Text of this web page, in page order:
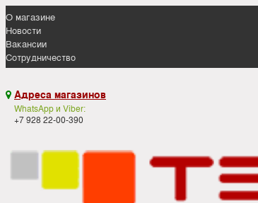
О магазине
Новости
Вакансии
Сотрудничество
 Адреса магазинов
WhatsApp и Viber:
+7 928 22-00-390